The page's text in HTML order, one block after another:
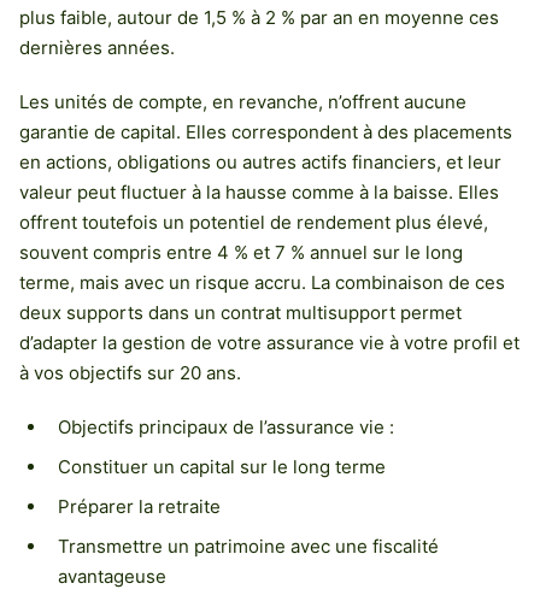
plus faible, autour de 1,5 % à 2 % par an en moyenne ces
dernières années.
Les unités de compte, en revanche, n’offrent aucune
garantie de capital. Elles correspondent à des placements
en actions, obligations ou autres actifs financiers, et leur
valeur peut fluctuer à la hausse comme à la baisse. Elles
offrent toutefois un potentiel de rendement plus élevé,
souvent compris entre 4 % et 7 % annuel sur le long
terme, mais avec un risque accru. La combinaison de ces
deux supports dans un contrat multisupport permet
d’adapter la gestion de votre assurance vie à votre profil et
à vos objectifs sur 20 ans.
Objectifs principaux de l’assurance vie :
Constituer un capital sur le long terme
Préparer la retraite
Transmettre un patrimoine avec une fiscalité
avantageuse